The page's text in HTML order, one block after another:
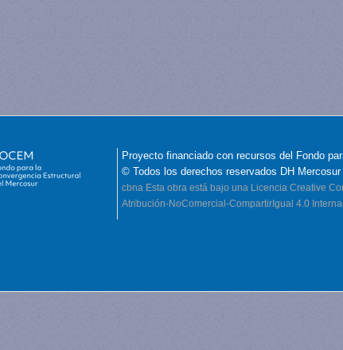
Proyecto financiado con recursos del Fondo
© Todos los derechos reservados DH Mercosur
cbna Esta obra está bajo una Licencia Creative
Atribución-NoComercial-CompartirIgual 4.0